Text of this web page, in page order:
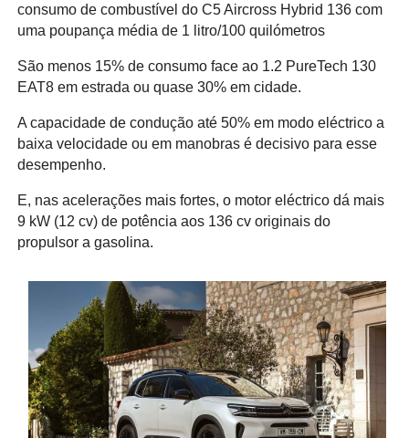
consumo de combustível do C5 Aircross Hybrid 136 com
uma poupança média de 1 litro/100 quilómetros
São menos 15% de consumo face ao 1.2 PureTech 130
EAT8 em estrada ou quase 30% em cidade.
A capacidade de condução até 50% em modo eléctrico a
baixa velocidade ou em manobras é decisivo para esse
desempenho.
E, nas acelerações mais fortes, o motor eléctrico dá mais
9 kW (12 cv) de potência aos 136 cv originais do
propulsor a gasolina.